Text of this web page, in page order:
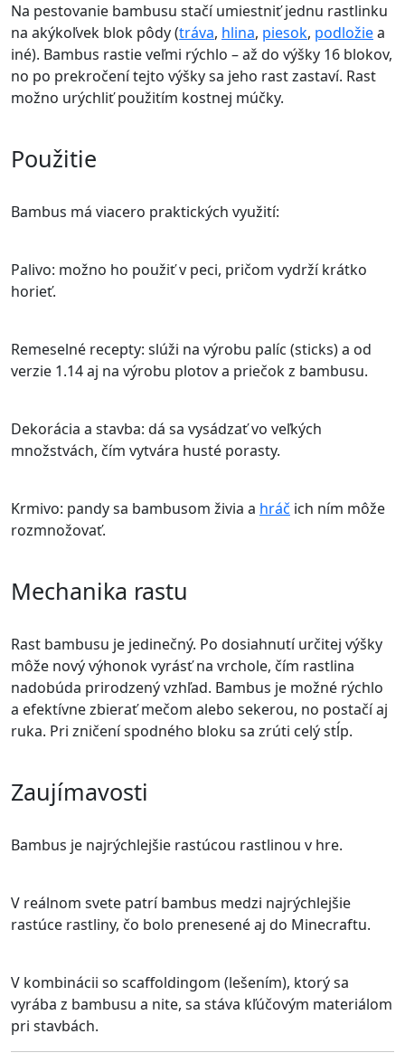
Na pestovanie bambusu stačí umiestniť jednu rastlinku
na akýkoľvek blok pôdy (tráva, hlina, piesok, podložiea
iné). Bambus rastie veľmi rýchlo – až do výšky 16 blokov,
no po prekročení tejto výšky sa jeho rast zastaví. Rast
možno urýchliť použitím kostnej múčky.
Použitie
Bambus má viacero praktických využití:
Palivo: možno ho použiť v peci, pričom vydrží krátko
horieť.
Remeselné recepty: slúži na výrobu palíc (sticks) a od
verzie 1.14 aj na výrobu plotov a priečok z bambusu.
Dekorácia a stavba: dá sa vysádzať vo veľkých
množstvách, čím vytvára husté porasty.
Krmivo: pandy sa bambusom živia a hráč ich ním môže
rozmnožovať.
Mechanika rastu
Rast bambusu je jedinečný. Po dosiahnutí určitej výšky
môže nový výhonok vyrásť na vrchole, čím rastlina
nadobúda prirodzený vzhľad. Bambus je možné rýchlo
a efektívne zbierať mečom alebo sekerou, no postačí aj
ruka. Pri zničení spodného bloku sa zrúti celý stĺp.
Zaujímavosti
Bambus je najrýchlejšie rastúcou rastlinou v hre.
V reálnom svete patrí bambus medzi najrýchlejšie
rastúce rastliny, čo bolo prenesené aj do Minecraftu.
V kombinácii so scaffoldingom (lešením), ktorý sa
vyrába z bambusu a nite, sa stáva kľúčovým materiálom
pri stavbách.